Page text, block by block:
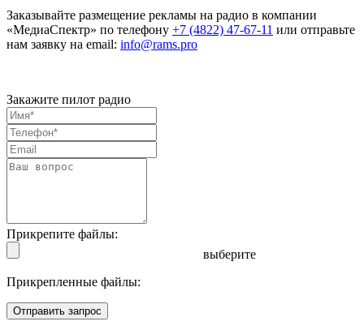
Заказывайте размещение рекламы на радио в компании
«МедиаСпектр» по телефону +7 (4822) 47-67-11 или отправьте
нам заявку на email: info@rams.pro
Закажите пилот радио
Прикрепите файлы:
выберите
Прикрепленные файлы:
Отправить запрос